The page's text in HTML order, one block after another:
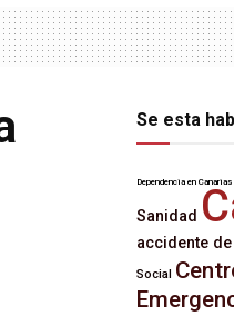
Se esta
Dependencia en Canarias
Sanidad
accidente
Social